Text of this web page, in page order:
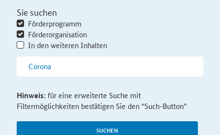
Sie suchen
Förderprogramm
Förderorganisation
In den weiteren Inhalten
SUCHEN
Hinweis:für eine erweiterte Suche mit
Filtermöglichkeiten bestätigen Sie den “Such-Button”